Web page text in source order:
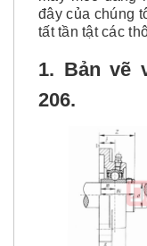
tất tần tật các
1. Bản vẽ
206.